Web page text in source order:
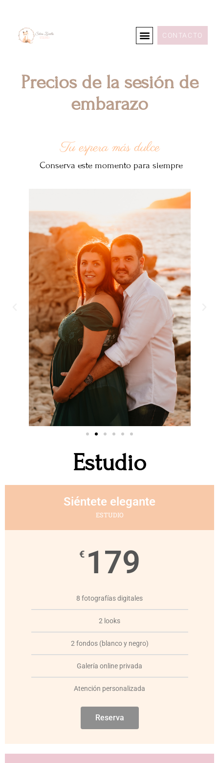
CONTACTO
Precios de la sesión de
embarazo
Tu espera más dulce
Conserva este momento para siempre
Estudio
Siéntete elegante
ESTUDIO
€ 179
8 fotografías digitales
2 looks
2 fondos (blanco y negro)
Galería online privada
Atención personalizada
Reserva